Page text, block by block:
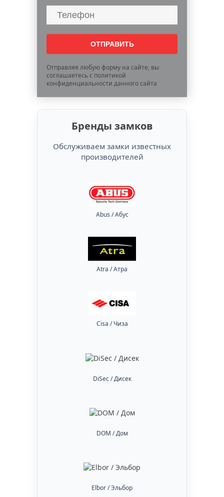
Отправляя любую форму на сайте, вы
соглашаетесь с политикой
конфиденциальности данного сайта
Бренды замков
Обслуживаем замки известных
производителей
Abus / Абус
Atra / Атра
Cisa / Чиза
DiSec / Дисек
DOM / Дом
Elbor / Эльбор